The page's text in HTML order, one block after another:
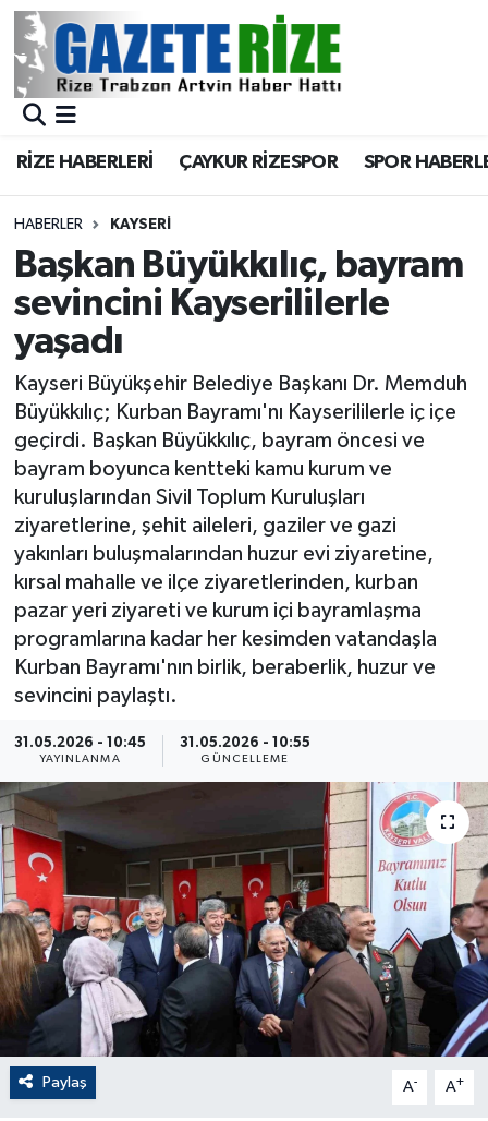
RİZE HABERLERİ ÇAYKUR RİZESPOR SPOR
HABERLER KAYSERI
Başkan Büyükkılıç, bayram
sevincini Kayserililerle
yaşadı
Kayseri Büyükşehir Belediye Başkanı Dr. Memduh
Büyükkılıç; Kurban Bayramı'nı Kayserililerle iç içe
geçirdi. Başkan Büyükkılıç, bayram öncesi ve
bayram boyunca kentteki kamu kurum ve
kuruluşlarından Sivil Toplum Kuruluşları
ziyaretlerine, şehit aileleri, gaziler ve gazi
yakınları buluşmalarından huzur evi ziyaretine,
kırsal mahalle ve ilçe ziyaretlerinden, kurban
pazar yeri ziyareti ve kurum içi bayramlaşma
programlarına kadar her kesimden vatandaşla
Kurban Bayramı'nın birlik, beraberlik, huzur ve
sevincini paylaştı.
31.05.2026 - 10:45
YAYINLANMA
31.05.2026 - 10:55
GÜNCELLEME
Paylaş A- A+
BÖLGEMİZ
Asayiş
Rize Jandarma Komutanlığı
Bilim Teknoloji
Bölge
Advertising news
Canlı Maç
ÇEVRE
Dış Haberler
Dünya
EĞİTİM
EKONOMİ
English News
Finans
Flaş Haber
Gayrimenkul
GENEL
GÜNDEM
Merkez Nöbetçi Eczaneler
Merkez Trafik Yoğunluk Haritası
Süper Lig Puan Durumu ve Fikstür
Tüm Manşetler
Son Dakika Haberleri
Haber Arşivi